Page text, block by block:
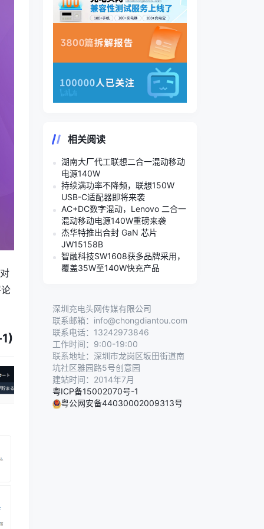
相关阅读
湖南大厂代工联想二合一混动移动
电源140W
持续满功率不降频，联想150W
USB-C适配器即将来袭
AC+DC数字混动，Lenovo 二合一
混动移动电源140W重磅来袭
杰华特推出合封 GaN 芯片
JW15158B
智融科技SW1608获多品牌采用，
覆盖35W至140W快充产品
深圳充电头网传媒有限公司
联系邮箱：info@chongdiantou.com
联系电话：13242973846
工作时间：9:00-19:00
联系地址：深圳市龙岗区坂田街道南
坑社区雅园路5号创意园
建站时间：2014年7月
粤ICP备15002070号-1
粤公网安备44030002009313号